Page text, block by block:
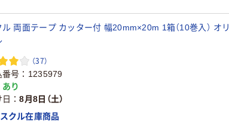
ル 両面テープ カッター付 幅20mm×20m 1箱（10巻入） オリ
（37）
番号
1235979
あり
8月8日（土）
クル在庫商品